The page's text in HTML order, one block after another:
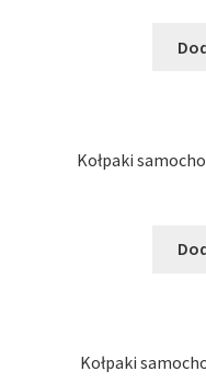
Kołpaki
Kołpaki